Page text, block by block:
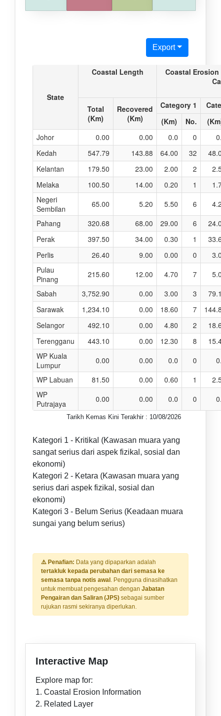
Export
State
Coastal Length
Coastal
Total
(Km)
Recovered
(Km)
Category 1
(Km)
No.
Johor
0.00 0.00 0.0 0
Kedah
547.79 143.88 64.00 32
Kelantan
179.50 23.00 2.00 2
Melaka
100.50 14.00 0.20 1
Negeri
Sembilan
65.00 5.20 5.50 6
Pahang
320.68 68.00 29.00 6
Perak
397.50 34.00 0.30 1
Perlis
26.40 9.00 0.00 0
Pulau
Pinang
215.60 12.00 4.70 7
Sabah
3,752.90 0.00 3.00 3
Sarawak
1,234.10 0.00 18.60 7
Selangor
492.10 0.00 4.80 2
Terengganu
443.10 0.00 12.30 8
WP Kuala
Lumpur
0.00 0.00 0.0 0
WP Labuan
81.50 0.00 0.60 1
WP
Putrajaya
0.00 0.00 0.0 0
Tarikh Kemas Kini Terakhir : 10/08/2026
Kategori 1 - Kritikal (Kawasan muara yang
sangat serius dari aspek fizikal, sosial dan
ekonomi)
Kategori 2 - Ketara (Kawasan muara yang
serius dari aspek fizikal, sosial dan
ekonomi)
Kategori 3 - Belum Serius (Keadaan muara
sungai yang belum serius)
⚠️ Penafian: Data yang dipaparkan adalah
tertakluk kepada perubahan dari semasa ke
semasa tanpa notis awal. Pengguna dinasihatkan
untuk membuat pengesahan dengan Jabatan
Pengairan dan Saliran (JPS) sebagai sumber
rujukan rasmi sekiranya diperlukan.
Interactive Map
Explore map for:
1. Coastal Erosion Information
2. Related Layer